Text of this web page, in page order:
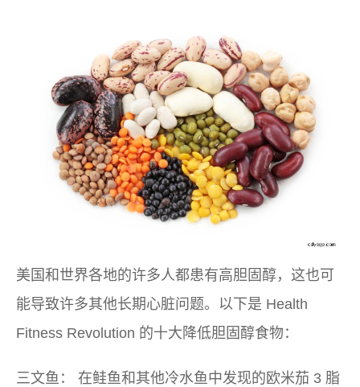
美国和世界各地的许多人都患有高胆固醇，这也可
能导致许多其他长期心脏问题。以下是 Health
Fitness Revolution 的十大降低胆固醇食物：
三文鱼：
在鲑鱼和其他冷水鱼中发现的欧米茄 3 脂